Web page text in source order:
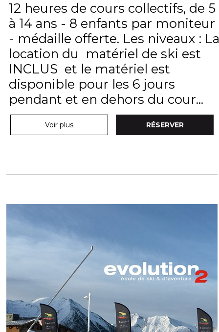
12 heures de cours collectifs, de 5
à 14 ans - 8 enfants par moniteur
- médaille offerte. Les niveaux : La
location du matériel de ski est
INCLUS et le matériel est
disponible pour les 6 jours
pendant et en dehors du cour...
Voir plus RÉSERVER